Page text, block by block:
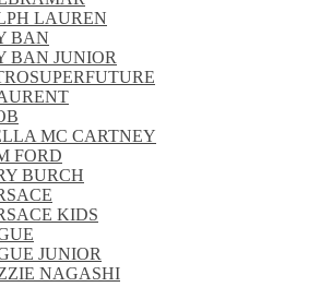
LAUREN
BAN
BAN JUNIOR
MC CARTNEY
FORD
BURCH
KIDS
JUNIOR
NAGASHI